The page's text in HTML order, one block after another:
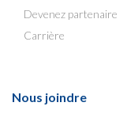
Devenez partenaire
Carrière
Nous joindre